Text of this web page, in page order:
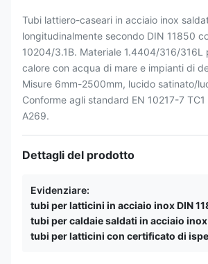
Tubi lattiero-caseari in acciaio inox
longitudinalmente secondo DIN 11850
10204/3.1B. Materiale 1.4404/316/316L
calore con acqua di mare e impianti di
Misure 6mm-2500mm, lucido satinato/
Conforme agli standard EN 10217-7
A269.
Dettagli del prodotto
Evidenziare:
tubi per latticini in acciaio inox DIN
tubi per caldaie saldati in acciaio inox
tubi per latticini con certificato di